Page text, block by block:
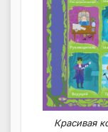
Красивая